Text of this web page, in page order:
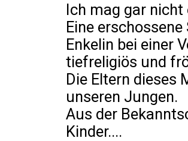
Ich mag gar nicht
Eine
Enkelin bei einer
tiefreligiös und
Die Eltern dieses
unseren Jungen.
Aus der
Kinder....